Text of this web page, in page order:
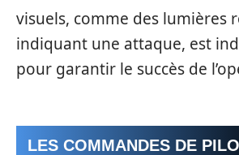
visuels, comme des lumières
indiquant une attaque, est
pour garantir le succès de
LES COMMANDES DE